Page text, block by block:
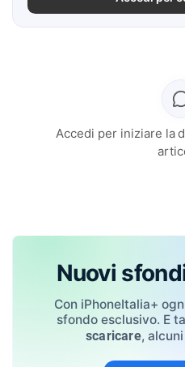
Accedi per iniziare la
Nuovi
Con iPhoneItalia+
sfondo esclusivo. E
scaricare,